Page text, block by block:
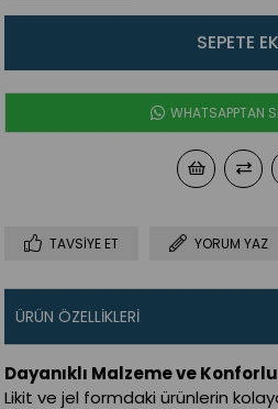
WHATSAPPTAN
TAVSIYE ET YORUM YAZ
ÜRÜN ÖZELLIKLERI
Dayanıklı Malzeme ve
Likit ve jel formdaki ürünlerin